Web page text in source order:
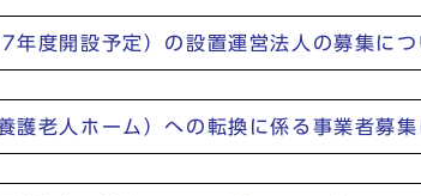
度開設予定）の設置運営法人の募集につ
老人ホーム）への転換に係る事業者募集